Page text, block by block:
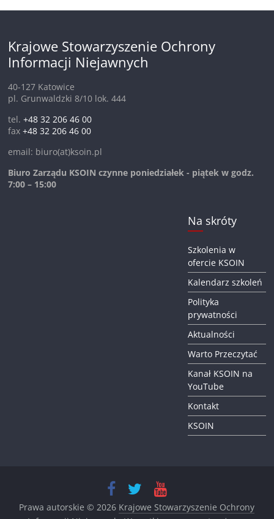
Krajowe Stowarzyszenie Ochrony
Informacji Niejawnych
40-127 Katowice
pl. Grunwaldzki 8/10 lok. 444
tel.+48 32 206 46 00
fax+48 32 206 46 00
email: biuro(at)ksoin.pl
Biuro Zarządu KSOIN czynne poniedziałek - piątek w godz.
7:00 – 15:00
Na skróty
Szkolenia w
ofercie KSOIN
Kalendarz szkoleń
Polityka
prywatności
Aktualności
Warto Przeczytać
Kanał KSOIN na
YouTube
Kontakt
KSOIN
Prawa autorskie © 2026 Krajowe Stowarzyszenie Ochrony